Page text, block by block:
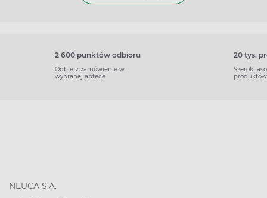
2 600 punktów odbioru
Odbierz zamówienie w
wybranej aptece
20 tys.
Szeroki
produktów
NEUCA S.A.